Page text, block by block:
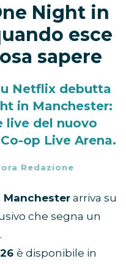
Night in
esce
sapere
Netflix debutta
in Manchester:
live del nuovo
op Live Arena.
Redazione
Manchester arriva su
che segna un
è disponibile in